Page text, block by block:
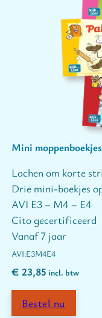
Mini
Lachen om korte
Drie mini-boekjes
AVI E3 – M4 – E4
Cito gecertificeerd
Vanaf 7 jaar
E3M4E4
€ 23,85 incl. btw
Bestel nu